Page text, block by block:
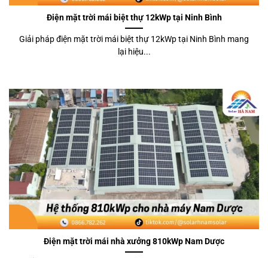
Điện mặt trời mái biệt thự 12kWp tại Ninh Bình
Giải pháp điện mặt trời mái biệt thự 12kWp tại Ninh Bình mang
lại hiệu...
Điện mặt trời mái nhà xưởng 810kWp Nam Dược